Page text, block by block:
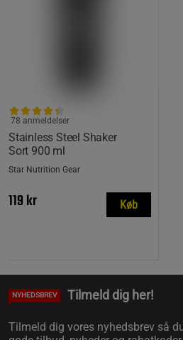
Stainless Steel Shaker
Sort 900 ml
78 anmeldelser
Star Nutrition Gear
119 kr Køb
NYHEDSBREV Tilmeld dig her!
Tilmeld dig vores nyhedsbrev så